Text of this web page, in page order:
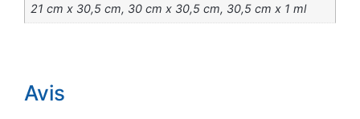
21 cm x 30,5 cm, 30 cm x 30,5 cm, 30,5 cm x 1 ml
Avis